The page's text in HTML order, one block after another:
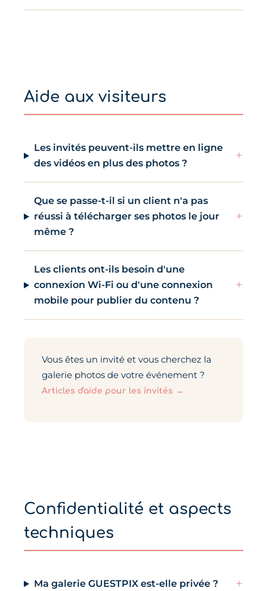
Aide aux visiteurs
Les invités peuvent-ils mettre en ligne
des vidéos en plus des photos ?
+
Que se passe-t-il si un client n'a pas
réussi à télécharger ses photos le jour
même ?
+
Les clients ont-ils besoin d'une
connexion Wi-Fi ou d'une connexion
mobile pour publier du contenu ?
+
Vous êtes un invité et vous cherchez la
galerie photos de votre événement ?
Articles d'aide pour les invités →
Confidentialité et aspects
techniques
Ma galerie GUESTPIX est-elle privée ? +